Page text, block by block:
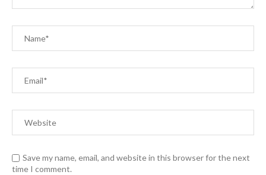
Save my name, email, and website in this browser for the next
time I comment.